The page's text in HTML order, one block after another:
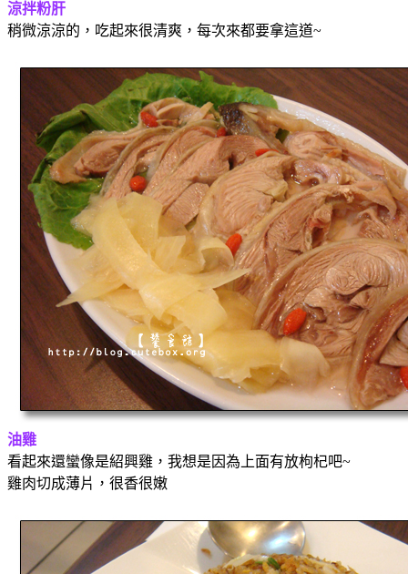
涼拌粉肝
稍微涼涼的，吃起來很清爽，每次來都要拿這道~
油雞
看起來還蠻像是紹興雞，我想是因為上面有放枸杞吧~
雞肉切成薄片，很香很嫩